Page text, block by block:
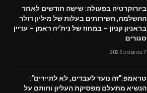
ביורוקרטיה בפעולה: שישה חודשים לאחר
ההשלמה, השירותים בעלות של מיליון דולר
בראניון קניון – במחוז של נית'יה ראמן – עדיין
סגורים
7 באוגוסט 2026
טראמפ:"זה נועד לעבדים, לא לתיירים":
הנשיא מתעלם מפסיקת העליון וחותם על